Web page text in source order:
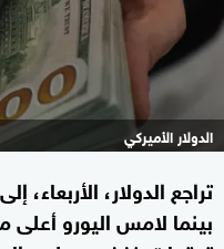
الدولار الأميركي
تراجع الدولار،
بينما لامس اليورو